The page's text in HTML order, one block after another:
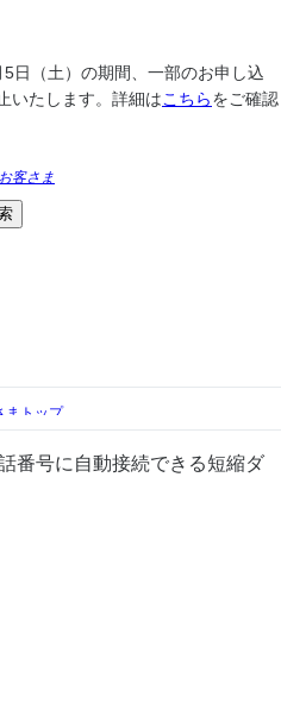
日（土）の期間、一部のお申し込
いたします。詳細はこちらをご確認
客さま
まトップ
ンサービス一覧
番号に自動接続できる短縮ダ